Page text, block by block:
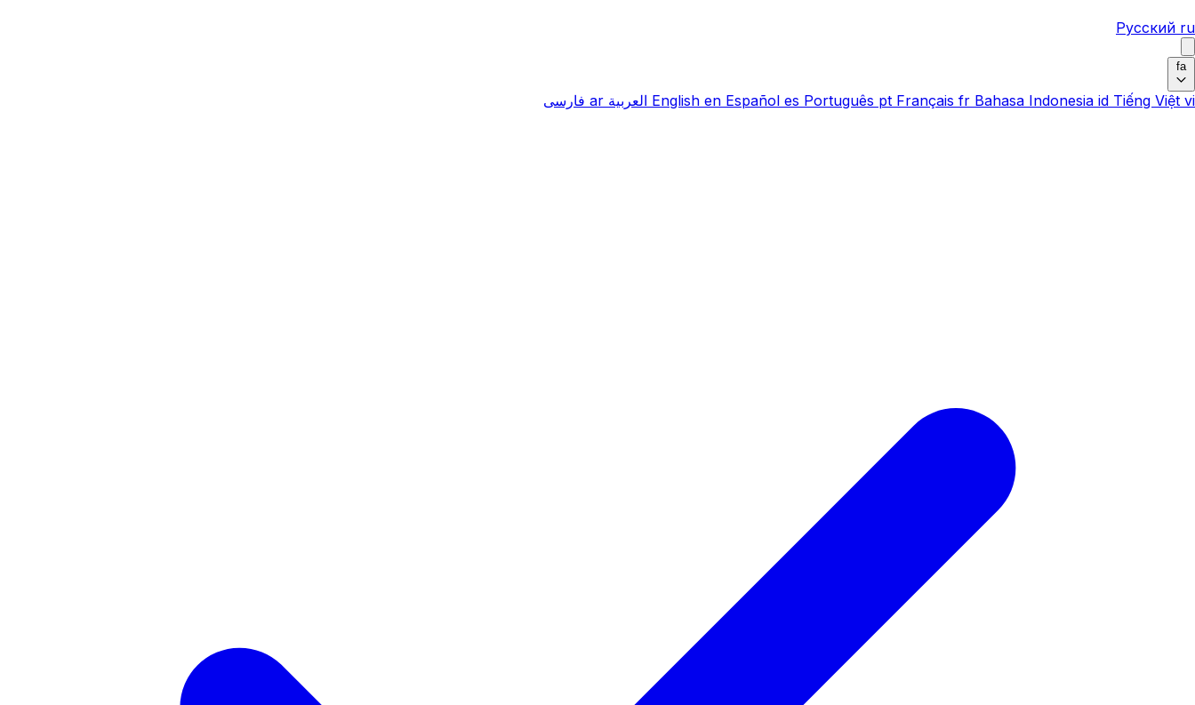
Русский ru
fa
English en Español es Português pt Français fr Bahasa Indonesia id Tiếng Việt vi العربية ar فارسی